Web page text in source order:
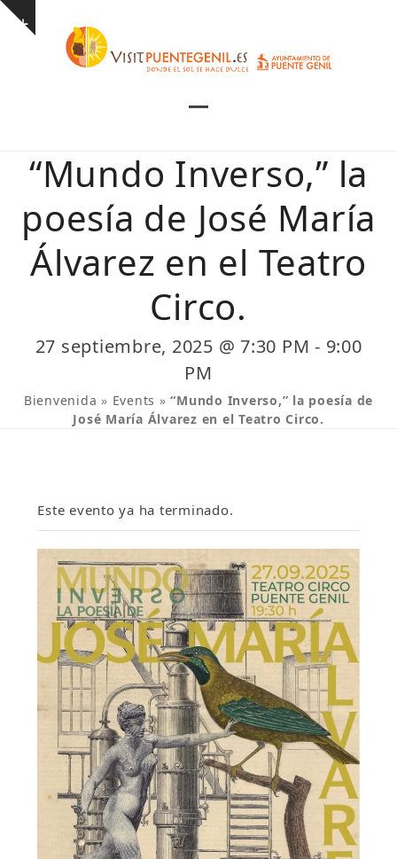
Skip
Show
menu
menu
“Mundo Inverso,” la
poesía de José María
Álvarez en el Teatro
Circo.
27 septiembre, 2025 @ 7:30 PM - 9:00
PM
Bienvenida » Events »“Mundo Inverso,” la poesía de
José María Álvarez en el Teatro Circo.
Este evento ya ha terminado.